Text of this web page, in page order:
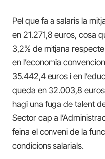
Pel que fa a salaris la
en 21.271,8 euros, cosa
3,2% de mitjana
en l’economia
35.442,4 euros i en
queda en 32.003,8
hagi una fuga de talent
Sector cap a
feina el conveni de la
condicions salarials.